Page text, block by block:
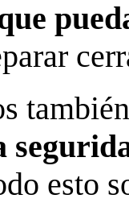
esto